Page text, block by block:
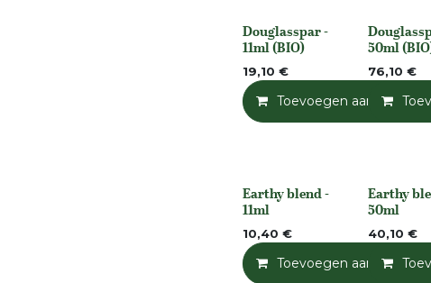
None
Douglasspar -
11ml (BIO)
19,10 €
Toevoegen aan
None
50ml
76,10 €
None
Earthy blend -
11ml
10,40 €
Toevoegen aan
None
Earthy
50ml
40,10 €